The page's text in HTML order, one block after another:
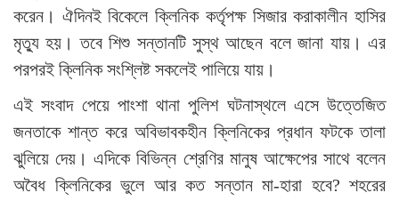
করেন। ঐদিনই বিকেলে ক্লিনিক কর্তৃপক্ষ সিজার করাকালীন হাসির
মৃত্যু হয়। তবে শিশু সন্তানটি সুস্থ আছেন বলে জানা যায়। এর
পরপরই ক্লিনিক সংশ্লিষ্ট সকলেই পালিয়ে যায়।
এই সংবাদ পেয়ে পাংশা থানা পুলিশ ঘটনাস্থলে এসে উত্তেজিত
জনতাকে শান্ত করে অবিভাবকহীন ক্লিনিকের প্রধান ফটকে তালা
ঝুলিয়ে দেয়। এদিকে বিভিন্ন শ্রেণির মানুষ আক্ষেপের সাথে বলেন
অবৈধ ক্লিনিকের ভুলে আর কত সন্তান মা-হারা হবে? শহরের